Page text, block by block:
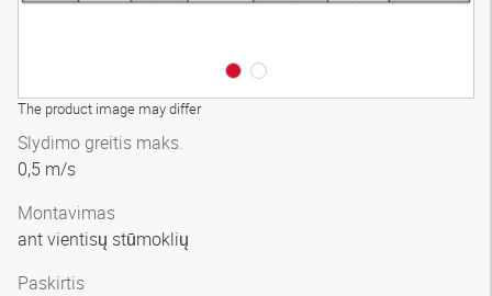
The product image may differ
Slydimo greitis maks.
0,5 m/s
Montavimas
ant vientisų stūmoklių
Paskirtis